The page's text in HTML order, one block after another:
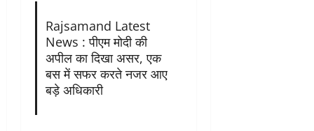
Rajsamand Latest
News : पीएम मोदी की
अपील का दिखा असर, एक
बस में सफर करते नजर आए
बड़े अधिकारी